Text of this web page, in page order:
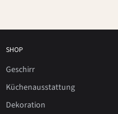
SHOP
Geschirr
Küchenausstattung
Dekoration